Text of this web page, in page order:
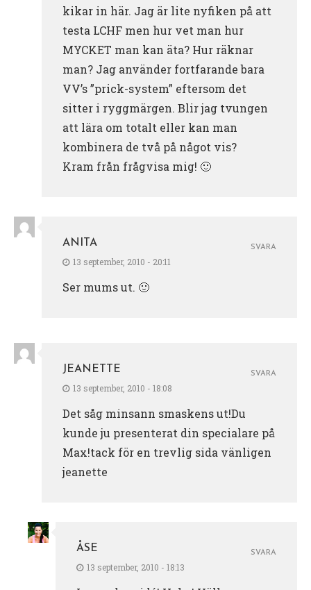
kikar in här. Jag är lite nyfiken på att
testa LCHF men hur vet man hur
MYCKET man kan äta? Hur räknar
man? Jag använder fortfarande bara
VV’s ”prick-system” eftersom det
sitter i ryggmärgen. Blir jag tvungen
att lära om totalt eller kan man
kombinera de två på något vis?
Kram från frågvisa mig! 🙂
ANITA
13 september, 2010 - 20:11
Ser mums ut. 🙂
SVARA
JEANETTE
13 september, 2010 - 18:08
Det såg minsann smaskens ut!Du
kunde ju presenterat din specialare på
Max!tack för en trevlig sida vänligen
jeanette
SVARA
ÅSE
13 september, 2010 - 18:13
SVARA